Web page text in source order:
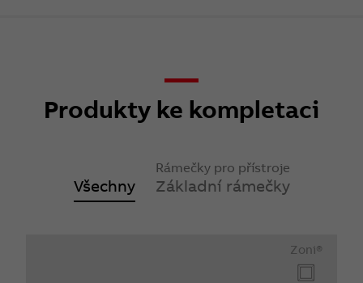
Produkty ke kompletaci
Všechny
Rámečky pro přístroje
Základní rámečky
Zoni®